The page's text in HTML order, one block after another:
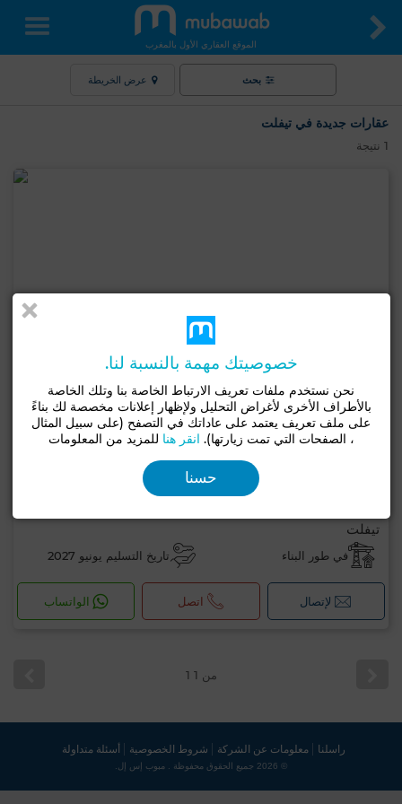
الموقع العقاري الأول بالمغرب
بحث عرض الخريطة
عقارات جديدة في تيفلت
1 نتيجة
تيفلت
في طور البناء تاريخ التسليم يونيو 2027
لإتصال اتصل الواتساب
1 من 1
راسلنا معلومات عن الشركة شروط الخصوصية أسئلة متداولة
© 2026 جميع الحقوق محفوظة . مبوب إس إل.
خصوصيتك مهمة بالنسبة لنا.
نحن نستخدم ملفات تعريف الارتباط الخاصة بنا وتلك الخاصة
بالأطراف الأخرى لأغراض التحليل ولإظهار إعلانات مخصصة لك بناءً
على ملف تعريف يعتمد على عاداتك في التصفح (على سبيل المثال
، الصفحات التي تمت زيارتها). انقر هنا للمزيد من المعلومات
حسنا